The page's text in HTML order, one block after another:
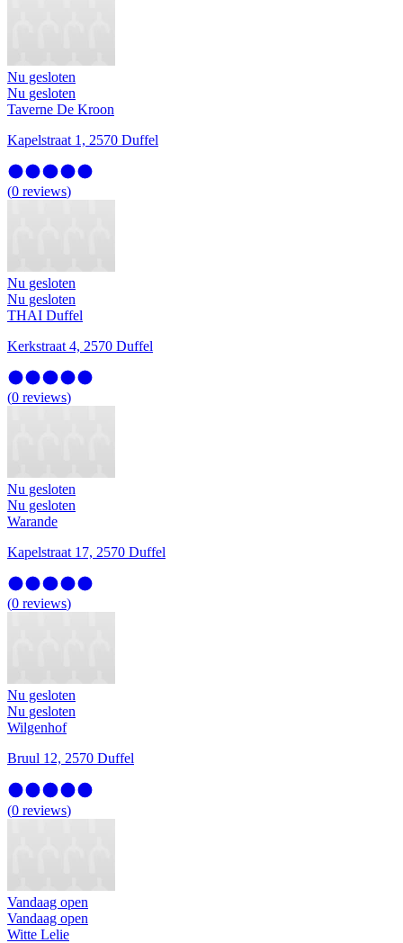
Nu gesloten
Nu gesloten
Taverne De Kroon
Kapelstraat 1, 2570 Duffel
(0 reviews)
Nu gesloten
Nu gesloten
THAI Duffel
Kerkstraat 4, 2570 Duffel
(0 reviews)
Nu gesloten
Nu gesloten
Warande
Kapelstraat 17, 2570 Duffel
(0 reviews)
Nu gesloten
Nu gesloten
Wilgenhof
Bruul 12, 2570 Duffel
(0 reviews)
Vandaag open
Vandaag open
Witte Lelie